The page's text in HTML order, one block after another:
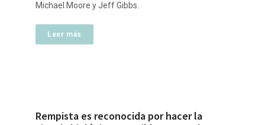
Michael Moore y Jeff Gibbs.
Leer más
Rempista es reconocida por hacer la